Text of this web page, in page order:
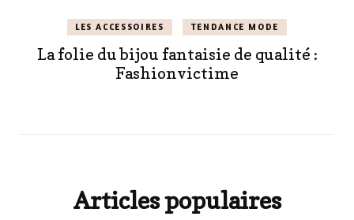
LES ACCESSOIRES TENDANCE MODE
La folie du bijou fantaisie de qualité :
Fashionvictime
Articles populaires